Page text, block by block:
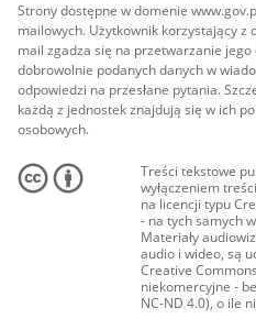
Strony dostępne w domenie
mailowych. Użytkownik korzystający z
mail zgadza się na przetwarzanie
dobrowolnie podanych danych w
odpowiedzi na przesłane pytania.
każdą z jednostek znajdują się w ich
osobowych.
Treści tekstowe
wyłączeniem
na licencji typu
- na tych samych
Materiały
audio i wideo, są
Creative
niekomercyjne -
NC-ND 4.0), o ile